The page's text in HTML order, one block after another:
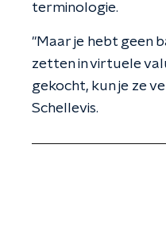
terminologie.
"Maar je hebt geen
zetten in virtuele
gekocht, kun je ze
Schellevis.